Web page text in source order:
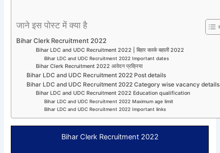
जाने इस पोस्ट में क्या है
Bihar Clerk Recruitment 2022
Bihar LDC and UDC Recruitment 2022 | बिहार क्लर्क बहाली 2022
Bihar LDC and UDC Recruitment 2022 Important dates
Bihar Clerk Recruitment 2022 आवेदन प्रक्रिया
Bihar LDC and UDC Recruitment 2022 Post details
Bihar LDC and UDC Recruitment 2022 Category wise vacancy details
Bihar LDC and UDC Recruitment 2022 Education qualification
Bihar LDC and UDC Recruitment 2022 Maximum age limit
Bihar LDC and UDC Recruitment 2022 Important links
Bihar Clerk Recruitment 2022